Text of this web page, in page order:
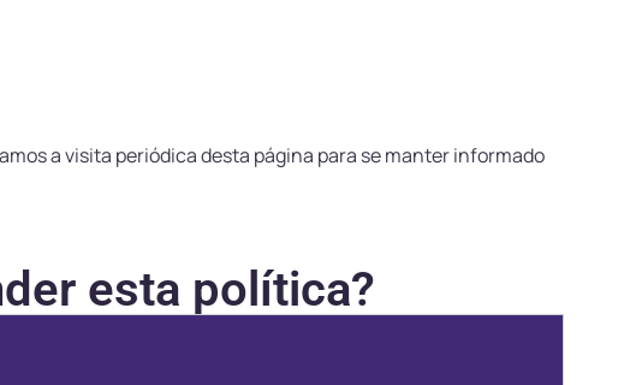
a visita periódica desta página para se manter informado
esta política?